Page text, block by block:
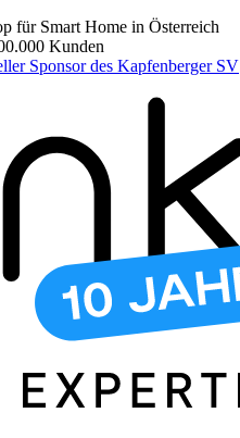
für Smart Home in Österreich
Kunden
Sponsor des Kapfenberger SV